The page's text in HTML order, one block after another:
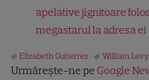
apelative jignitoare
megastarul la adresa ei
Elizabeth Gutiérrez William Levy
Urmărește-ne pe Google